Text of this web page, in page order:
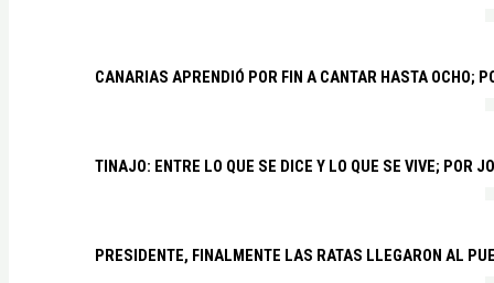
CANARIAS APRENDIÓ POR FIN A CANTAR HASTA OCHO;
TINAJO: ENTRE LO QUE SE DICE Y LO QUE SE VIVE; POR
PRESIDENTE, FINALMENTE LAS RATAS LLEGARON AL